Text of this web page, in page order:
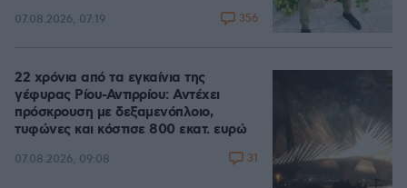
07.08.2026, 07:19 356
22 χρόνια από τα εγκαίνια της
γέφυρας Ρίου-Αντιρρίου: Αντέχει
πρόσκρουση με δεξαμενόπλοιο,
τυφώνες και κόστισε 800 εκατ. ευρώ
07.08.2026, 09:08 31